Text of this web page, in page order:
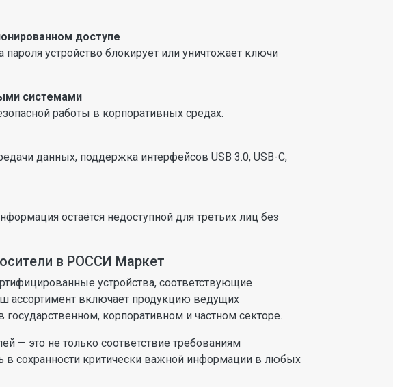
доступе
устройство блокирует или уничтожает ключи
системами
работы в корпоративных средах.
данных, поддержка интерфейсов USB 3.0, USB-C,
остаётся недоступной для третьих лиц без
в РОССИ Маркет
устройства, соответствующие
ассортимент включает продукцию ведущих
государственном, корпоративном и частном секторе.
— это не только соответствие требованиям
в сохранности критически важной информации в любых